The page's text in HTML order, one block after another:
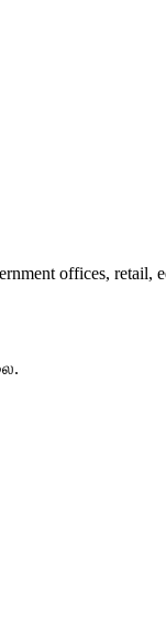
offices, retail,